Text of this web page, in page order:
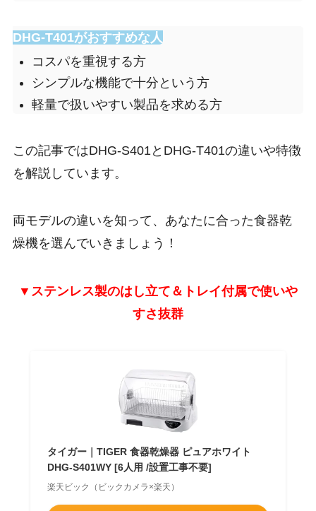
DHG-T401がおすすめな人
コスパを重視する方
シンプルな機能で十分という方
軽量で扱いやすい製品を求める方
この記事ではDHG-S401とDHG-T401の違いや特徴
を解説しています。
両モデルの違いを知って、あなたに合った食器乾
燥機を選んでいきましょう！
▼ステンレス製のはし立て＆トレイ付属で使いや
すさ抜群
タイガー｜TIGER 食器乾燥器 ピュアホワイト
DHG-S401WY [6人用 /設置工事不要]
楽天ビック（ビックカメラ×楽天）